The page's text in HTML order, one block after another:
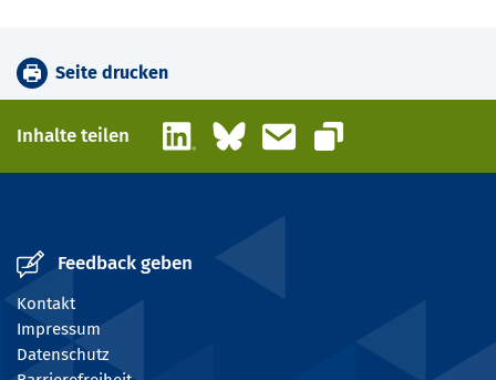
Seite drucken
Inhalte teilen LinkedInBlueskyE-Mail
Link kopieren
Feedback geben
Kontakt
Impressum
Datenschutz